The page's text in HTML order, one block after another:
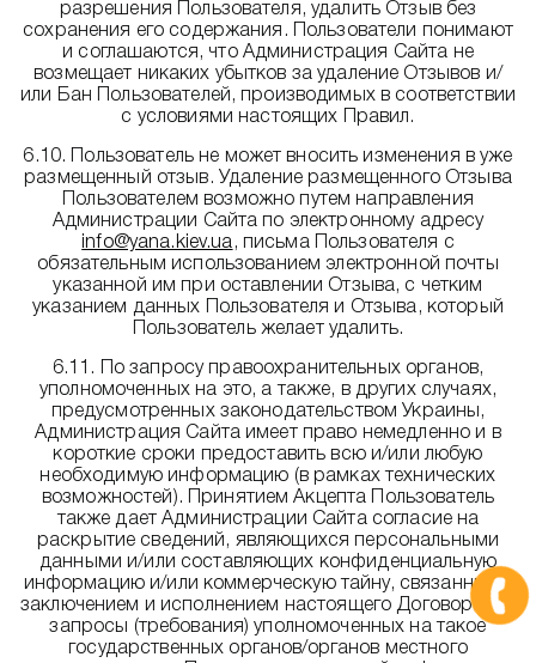
разрешения Пользователя, удалить Отзыв без
сохранения его содержания. Пользователи понимают
и соглашаются, что Администрация Сайта не
возмещает никаких убытков за удаление Отзывов и/
или Бан Пользователей, производимых в соответствии
с условиями настоящих Правил.
6.10. Пользователь не может вносить изменения в уже
размещенный отзыв. Удаление размещенного Отзыва
Пользователем возможно путем направления
Администрации Сайта по электронному адресу
info@yana.kiev.ua , письма Пользователя с
обязательным использованием электронной почты
указанной им при оставлении Отзыва, с четким
указанием данных Пользователя и Отзыва, который
Пользователь желает удалить.
6.11. По запросу правоохранительных органов,
уполномоченных на это, а также, в других случаях,
предусмотренных законодательством Украины,
Администрация Сайта имеет право немедленно и в
короткие сроки предоставить всю и/или любую
необходимую информацию (в рамках технических
возможностей). Принятием Акцепта Пользователь
также дает Администрации Сайта согласие на
раскрытие сведений, являющихся персональными
данными и/или составляющих конфиденциальную
информацию и/или коммерческую тайну, связанных с
заключением и исполнением настоящего Договора, на
запросы (требования) уполномоченных на такое
государственных органов/органов местного